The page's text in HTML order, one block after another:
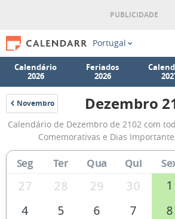
Portugal
Calendário
2026
Feriados
2026
Novembro
2102
de
de
2102
Dezembro
Calendário de Dezembro de 2102 com
Comemorativas e Dias
Seg Ter Qua Qui
27 28 29 30 1
4
5 6 7 8